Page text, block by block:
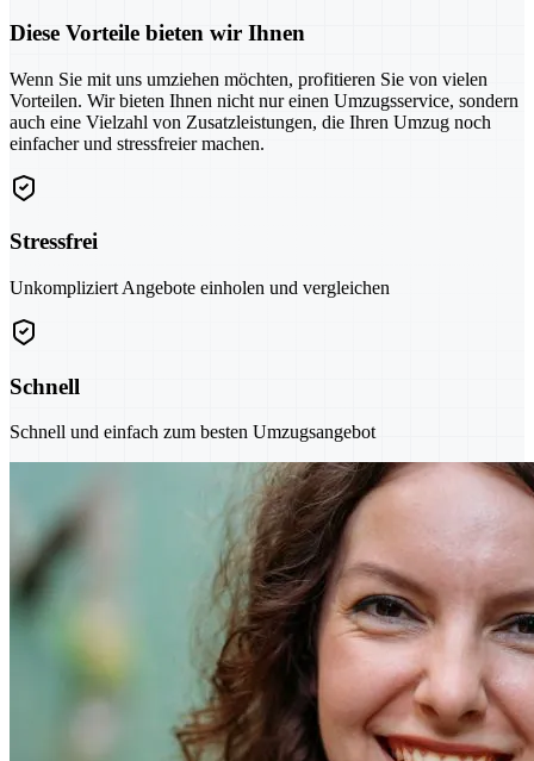
Diese Vorteile bieten wir Ihnen
Wenn Sie mit uns umziehen möchten, profitieren Sie von vielen
Vorteilen. Wir bieten Ihnen nicht nur einen Umzugsservice, sondern
auch eine Vielzahl von Zusatzleistungen, die Ihren Umzug noch
einfacher und stressfreier machen.
Stressfrei
Unkompliziert Angebote einholen und vergleichen
Schnell
Schnell und einfach zum besten Umzugsangebot